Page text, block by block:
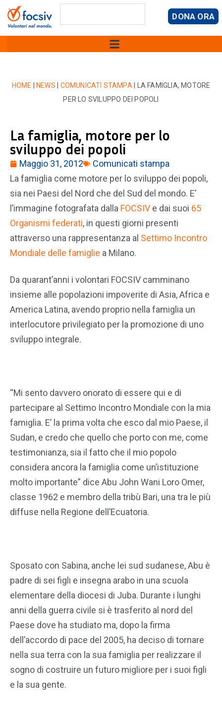
DONA ORA
HOME NEWS COMUNICATI STAMPA
LA FAMIGLIA, MOTORE
PER LO SVILUPPO DEI POPOLI
La famiglia, motore per lo
sviluppo dei popoli
Maggio 31, 2012
Comunicati stampa
La famiglia come motore per lo sviluppo dei popoli,
sia nei Paesi del Nord che del Sud del mondo. E’
l’immagine fotografata dalla FOCSIV e dai suoi 65
Organismi federati, in questi giorni presenti
attraverso una rappresentanza al Settimo Incontro
Mondiale delle famiglie a Milano.
Da quarant’anni i volontari FOCSIV camminano
insieme alle popolazioni impoverite di Asia, Africa e
America Latina, avendo proprio nella famiglia un
interlocutore privilegiato per la promozione di uno
sviluppo integrale.
“Mi sento davvero onorato di essere qui e di
partecipare al Settimo Incontro Mondiale con la mia
famiglia. E’ la prima volta che esco dal mio Paese, il
Sudan, e credo che quello che porto con me, come
testimonianza, sia il fatto che il mio popolo
considera ancora la famiglia come un’istituzione
molto importante” dice Abu John Wani Loro Omer,
classe 1962 e membro della tribù Bari, una tra le più
diffuse nella Regione dell’Ecuatoria.
Sposato con Sabina, anche lei sud sudanese, Abu è
padre di sei figli e insegna arabo in una scuola
elementare della diocesi di Juba. Durante i lunghi
anni della guerra civile si è trasferito al nord del
Paese dove ha studiato ma, dopo la firma
dell’accordo di pace del 2005, ha deciso di tornare
nella sua terra con la sua famiglia per realizzare il
sogno di costruire un futuro migliore per i suoi figli
e la sua gente.